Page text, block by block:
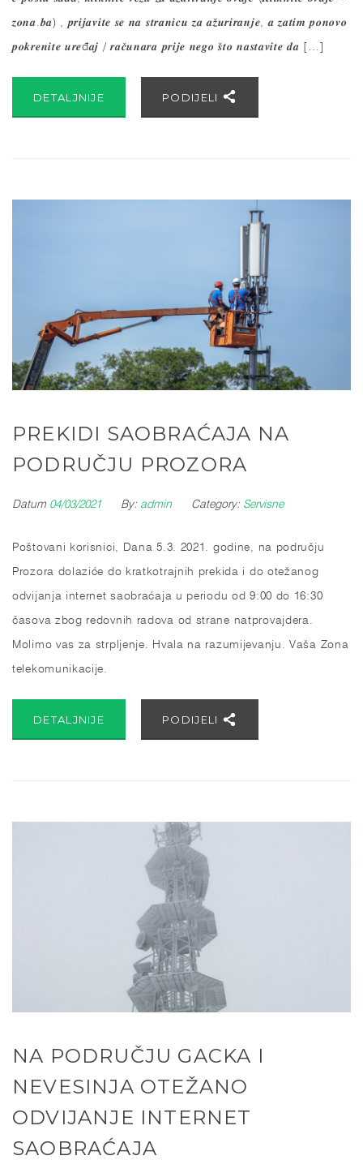
𝒛𝒐𝒏𝒂.𝒃𝒂) , 𝒑𝒓𝒊𝒋𝒂𝒗𝒊𝒕𝒆 𝒔𝒆 𝒏𝒂 𝒔𝒕𝒓𝒂𝒏𝒊𝒄𝒖 𝒛𝒂 𝒂𝒛̌𝒖𝒓𝒊𝒓𝒂𝒏𝒋𝒆, 𝒂 𝒛𝒂𝒕𝒊𝒎 𝒑𝒐𝒏𝒐𝒗𝒐
𝒑𝒐𝒌𝒓𝒆𝒏𝒊𝒕𝒆 𝒖𝒓𝒆đ𝒂𝒋 / 𝒓𝒂𝒄̌𝒖𝒏𝒂𝒓𝒂 𝒑𝒓𝒊𝒋𝒆 𝒏𝒆𝒈𝒐 𝒔̌𝒕𝒐 𝒏𝒂𝒔𝒕𝒂𝒗𝒊𝒕𝒆 𝒅𝒂 […]
DETALJNIJE PODIJELI
PREKIDI SAOBRAĆAJA NA
PODRUČJU PROZORA
Datum 04/03/2021 By: admin Category: Servisne
Poštovani korisnici, Dana 5.3. 2021. godine, na području
Prozora dolaziće do kratkotrajnih prekida i do otežanog
odvijanja internet saobraćaja u periodu od 9:00 do 16:30
časova zbog redovnih radova od strane natprovajdera.
Molimo vas za strpljenje. Hvala na razumijevanju. Vaša Zona
telekomunikacije.
DETALJNIJE PODIJELI
NA PODRUČJU GACKA I
NEVESINJA OTEŽANO
ODVIJANJE INTERNET
SAOBRAĆAJA